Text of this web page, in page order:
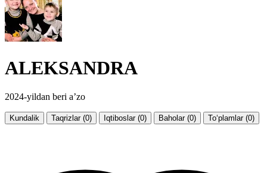
ALEKSANDRA
2024-yildan beri a’zo
Kundalik Taqrizlar (0) Iqtiboslar (0) Baholar (0) To‘plamlar (0)